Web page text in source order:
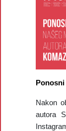
Nakon
autora